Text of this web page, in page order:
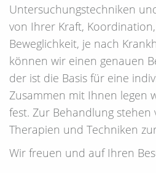
Untersuchungstechniken
von Ihrer Kraft,
Beweglichkeit, je nach
können wir einen genauen
der ist die Basis für eine
Zusammen mit Ihnen legen
fest. Zur Behandlung stehen
Therapien und Techniken
Wir freuen und auf Ihren